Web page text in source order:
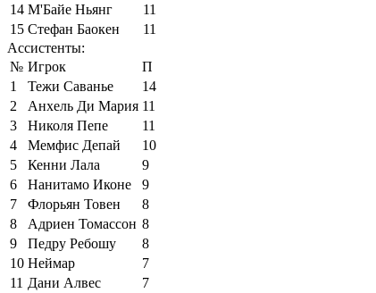
14 М'Байе Ньянг
11
15 Стефан Баокен
11
Ассистенты:
№ Игрок
П
1
Тежи Саванье
14
2
Анхель Ди Мария 11
3
Николя Пепе
11
4
Мемфис Депай
10
5
Кенни Лала
9
6
Нанитамо Иконе
9
7
Флорьян Товен
8
8
Адриен Томассон 8
9
Педру Ребошу
8
10 Неймар
7
11 Дани Алвес
7